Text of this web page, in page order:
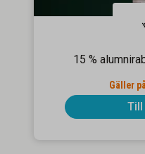
15 %
Gäller
Till